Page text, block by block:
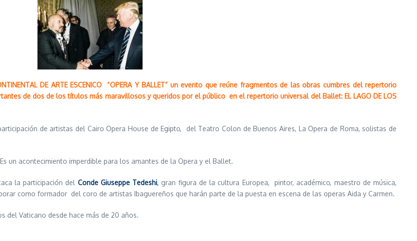
DE ARTE ESCENICO “OPERA Y BALLET” un evento que reúne fragmentos de las obras cumbres del repertorio
de dos de los títulos más maravillosos y queridos por el público en el repertorio universal del Ballet: EL LAGO DE LOS
de artistas del Cairo Opera House de Egipto, del Teatro Colon de Buenos Aires, La Opera de Roma, solistas de
un acontecimiento imperdible para los amantes de la Opera y el Ballet.
la participación del Conde Giuseppe Tedeshi, gran figura de la cultura Europea, pintor, académico, maestro de música,
como formador del coro de artistas Ibaguereños que harán parte de la puesta en escena de las operas Aida y Carmen.
del Vaticano desde hace más de 20 años.